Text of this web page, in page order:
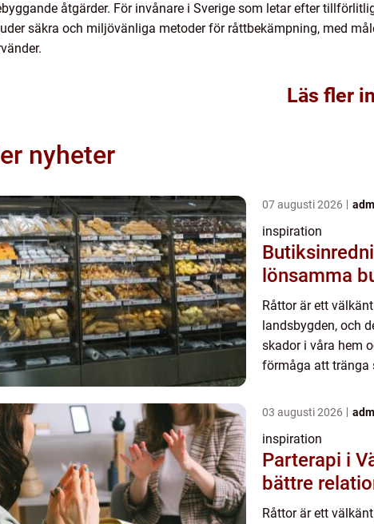
åtgärder. För invånare i Sverige som letar efter
säkra och miljövänliga metoder för råttbekämpning, med
Läs fler
nyheter
07 augusti 2026
inspiration
lönsamma
Råttor är ett
landsbygden, och
skador i våra hem
förmåga att tränga
03 augusti 2026
inspiration
Parterapi i
bättre
Råttor är ett